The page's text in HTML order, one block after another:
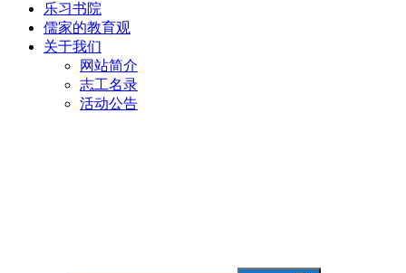
乐习书院
儒家的教育观
关于我们
网站简介
志工名录
活动公告